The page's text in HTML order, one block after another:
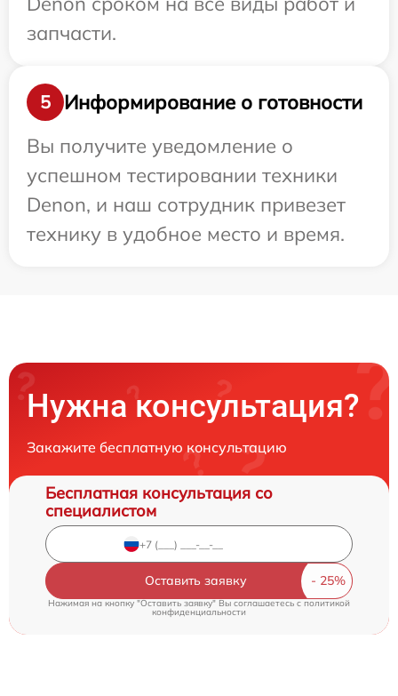
запчасти.
5
Информирование о готовности
Вы получите уведомление о
успешном тестировании техники
Denon, и наш сотрудник привезет
технику в удобное место и время.
Нужна консультация?
Закажите бесплатную консультацию
Бесплатная консультация со
специалистом
Оставить заявку
Нажимая на кнопку "Оставить заявку" Вы соглашаетесь c политикой
конфиденциальности